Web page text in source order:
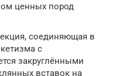
ценных пород
соединяющая в
с
закруглёнными
вставок на